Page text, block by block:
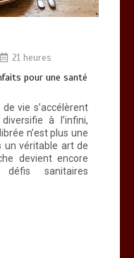
comment bien choisir
21 heures
pour une santé
vie s’accélèrent
à l’infini,
n’est plus une
un véritable art de
devient encore
sanitaires